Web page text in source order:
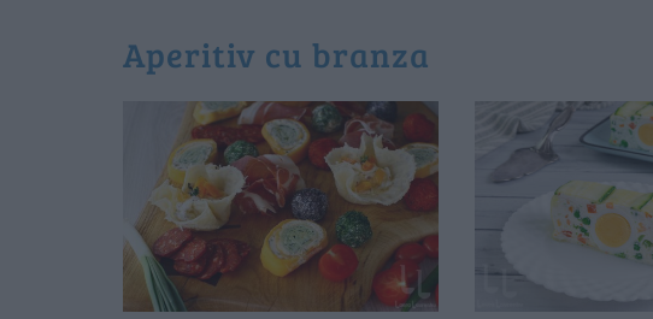
aperitiv cu branza